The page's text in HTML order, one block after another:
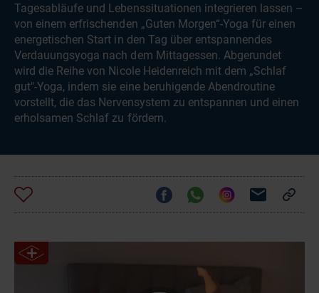
Tagesabläufe und Lebenssituationen integrieren lassen –
von einem erfrischenden „Guten Morgen“-Yoga für einen
energetischen Start in den Tag über entspannendes
Verdauungsyoga nach dem Mittagessen. Abgerundet
wird die Reihe von Nicole Heidenreich mit dem „Schlaf
gut"-Yoga, indem sie eine beruhigende Abendroutine
vorstellt, die das Nervensystem zu entspannen und einen
erholsamen Schlaf zu fördern.